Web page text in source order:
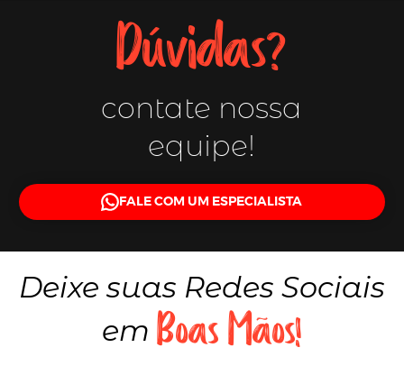
Dúvidas?
contate nossa
equipe!
FALE COM UM ESPECIALISTA
Deixe suas Redes Sociais
em Boas Mãos!